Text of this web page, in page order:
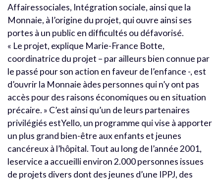
Affairessociales, Intégration sociale, ainsi que la
Monnaie, à l’origine du projet, qui ouvre ainsi ses
portes à un public en difficultés ou défavorisé.
« Le projet, explique Marie-France Botte,
coordinatrice du projet – par ailleurs bien connue par
le passé pour son action en faveur de l’enfance -, est
d’ouvrir la Monnaie àdes personnes qui n’y ont pas
accès pour des raisons économiques ou en situation
précaire. » C’est ainsi qu’un de leurs partenaires
privilégiés estYello, un programme qui vise à apporter
un plus grand bien-être aux enfants et jeunes
cancéreux à l’hôpital. Tout au long de l’année 2001,
leservice a accueilli environ 2.000 personnes issues
de projets divers dont des jeunes d’une IPPJ, des